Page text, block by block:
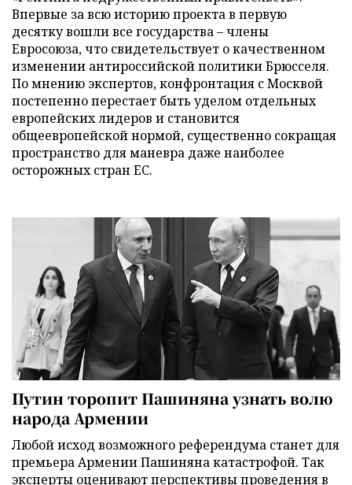
Впервые за всю историю проекта в первую
десятку вошли все государства – члены
Евросоюза, что свидетельствует о качественном
изменении антироссийской политики Брюсселя.
По мнению экспертов, конфронтация с Москвой
постепенно перестает быть уделом отдельных
европейских лидеров и становится
общеевропейской нормой, существенно сокращая
пространство для маневра даже наиболее
осторожных стран ЕС.
Путин торопит Пашиняна узнать волю
народа Армении
Любой исход возможного референдума станет для
премьера Армении Пашиняна катастрофой. Так
эксперты оценивают перспективы проведения в